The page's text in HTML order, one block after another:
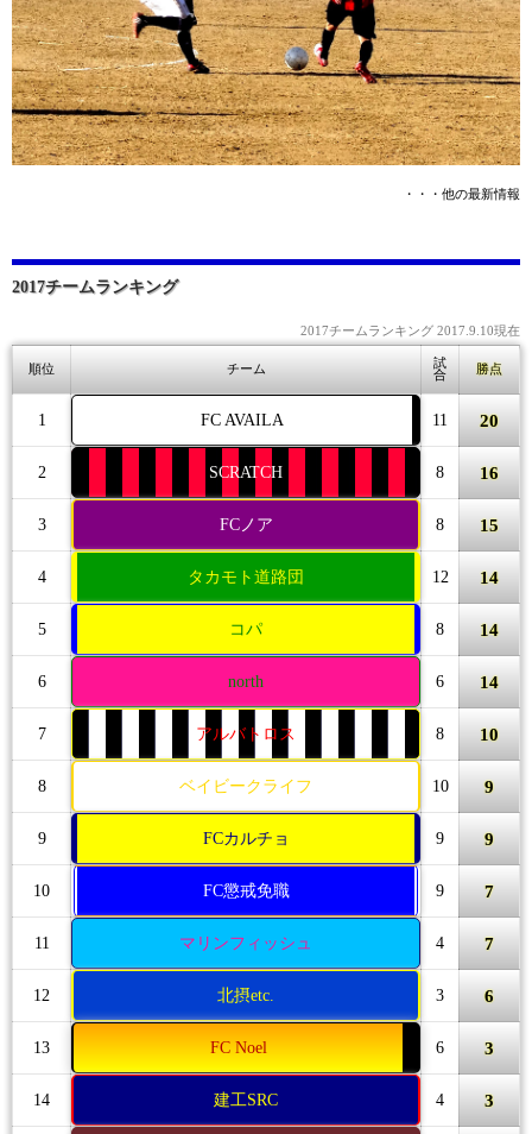
・・・他の最新情報
2017チームランキング
2017チームランキング 2017.9.10現在
順位 チーム
試
合
勝点
1 FC AVAILA 11 20
2 SCRATCH 8 16
3 FCノア 8 15
4 タカモト道路団 12 14
5 コパ 8 14
6 north 6 14
7 アルバトロス 8 10
8 ベイビークライフ 10 9
9 FCカルチョ 9 9
10 FC懲戒免職 9 7
11 マリンフィッシュ 4 7
12 北摂etc. 3 6
13 FC Noel 6 3
14 建工SRC 4 3